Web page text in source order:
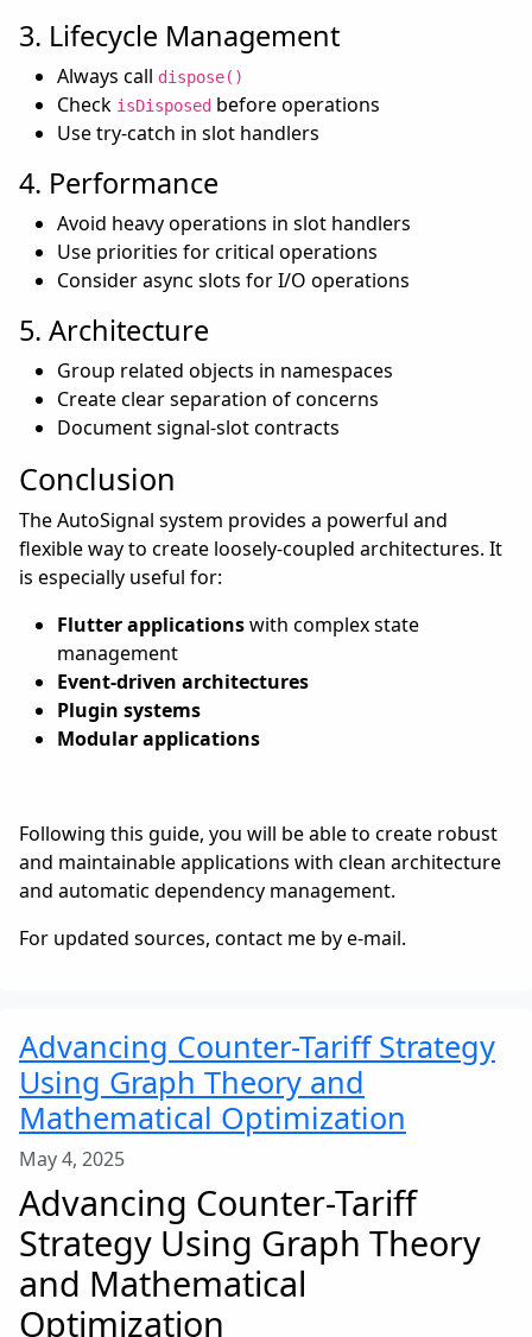
3. Lifecycle Management
Always call dispose()
Check isDisposed before operations
Use try-catch in slot handlers
4. Performance
Avoid heavy operations in slot handlers
Use priorities for critical operations
Consider async slots for I/O operations
5. Architecture
Group related objects in namespaces
Create clear separation of concerns
Document signal-slot contracts
Conclusion
The AutoSignal system provides a powerful and
flexible way to create loosely-coupled architectures. It
is especially useful for:
Flutter applicationswith complex state
management
Event-driven architectures
Plugin systems
Modular applications
Following this guide, you will be able to create robust
and maintainable applications with clean architecture
and automatic dependency management.
For updated sources, contact me by e-mail.
Advancing Counter-Tariff Strategy
Using Graph Theory and
Mathematical Optimization
May 4, 2025
Advancing Counter-Tariff
Strategy Using Graph Theory
and Mathematical
Optimization